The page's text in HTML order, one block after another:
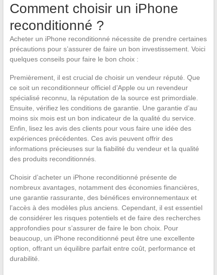
Comment choisir un iPhone
reconditionné ?
Acheter un iPhone reconditionné nécessite de prendre certaines
précautions pour s’assurer de faire un bon investissement. Voici
quelques conseils pour faire le bon choix :
Premièrement, il est crucial de choisir un vendeur réputé. Que
ce soit un reconditionneur officiel d’Apple ou un revendeur
spécialisé reconnu, la réputation de la source est primordiale.
Ensuite, vérifiez les conditions de garantie. Une garantie d’au
moins six mois est un bon indicateur de la qualité du service.
Enfin, lisez les avis des clients pour vous faire une idée des
expériences précédentes. Ces avis peuvent offrir des
informations précieuses sur la fiabilité du vendeur et la qualité
des produits reconditionnés.
Choisir d’acheter un iPhone reconditionné présente de
nombreux avantages, notamment des économies financières,
une garantie rassurante, des bénéfices environnementaux et
l’accès à des modèles plus anciens. Cependant, il est essentiel
de considérer les risques potentiels et de faire des recherches
approfondies pour s’assurer de faire le bon choix. Pour
beaucoup, un iPhone reconditionné peut être une excellente
option, offrant un équilibre parfait entre coût, performance et
durabilité.